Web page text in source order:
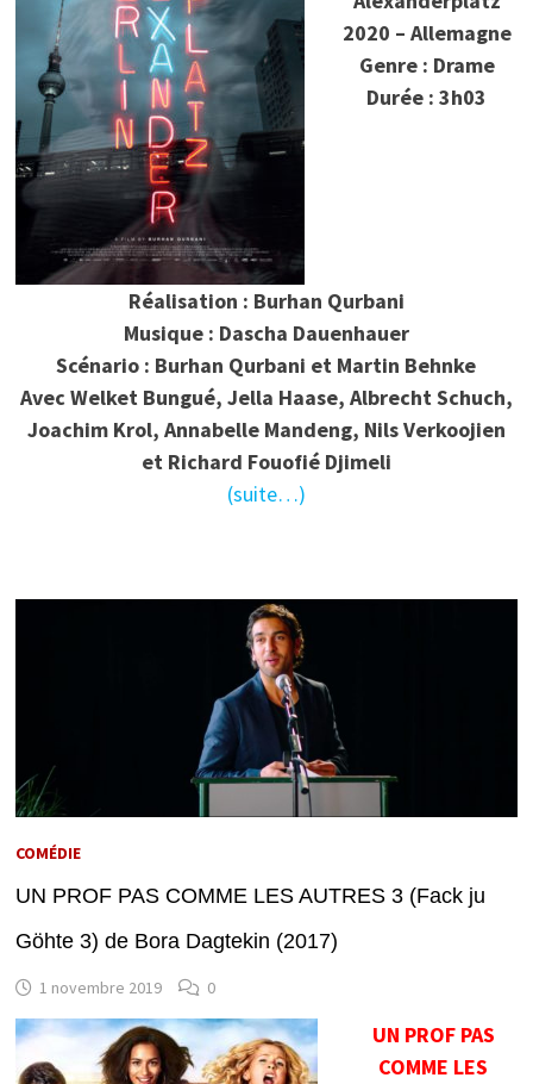
2020 – Allemagne
Genre : Drame
Durée : 3h03
Réalisation : Burhan Qurbani
Musique : Dascha Dauenhauer
Scénario : Burhan Qurbani et Martin Behnke
Avec Welket Bungué, Jella Haase, Albrecht Schuch,
Joachim Krol, Annabelle Mandeng, Nils Verkoojien
et Richard Fouofié Djimeli
(suite…)
COMÉDIE
UN PROF PAS COMME LES AUTRES 3 (Fack ju
Göhte 3) de Bora Dagtekin (2017)
1 novembre 2019 0
UN PROF PAS
COMME LES